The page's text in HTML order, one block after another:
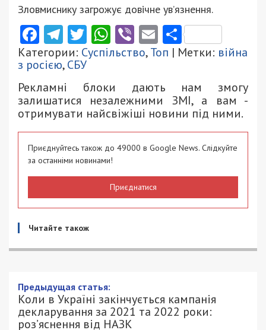
Зловмиснику загрожує довічне ув’язнення.
Facebook
Telegram
Twitter
WhatsApp
ViberEmail
Категории: Суспільство,Топ | Метки: війна
з росією,СБУ
Рекламні блоки дають нам змогу
залишатися незалежними ЗМІ, а вам -
отримувати найсвіжіші новини під ними.
Приєднуйтесь також до 49000 в Google News. Слідкуйте
за останніми новинами!
Приєднатися
Читайте також
Коли в Україні закінчується кампанія
декларування за 2021 та 2022 роки:
роз’яснення від НАЗК